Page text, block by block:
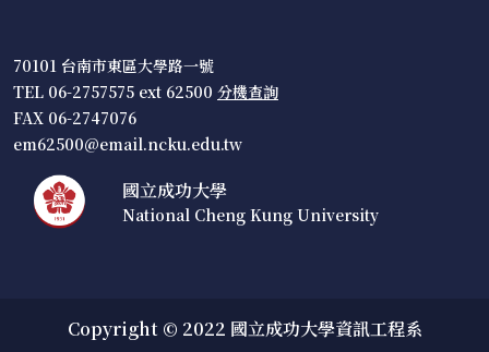
70101 台南市東區大學路一號
TEL 06-2757575 ext 62500 分機查詢
FAX 06-2747076
em62500@email.ncku.edu.tw
國立成功大學
National Cheng Kung University
Copyright © 2022 國立成功大學資訊工程系